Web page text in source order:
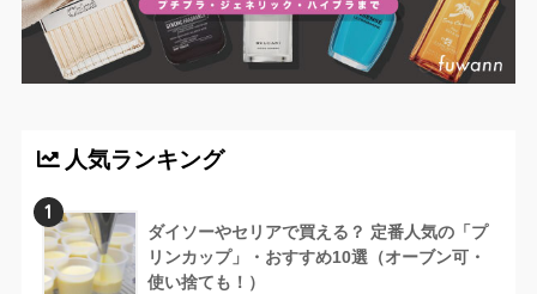
人気ランキング
1
ダイソーやセリアで買える？ 定番人気の「プ
リンカップ」・おすすめ10選（オーブン可・
使い捨ても！）